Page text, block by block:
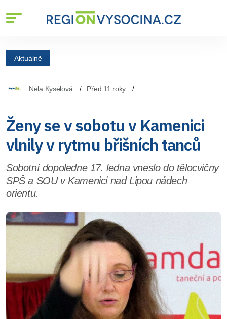
Aktuálně
Nela Kyselová Před 11 roky
Ženy se v sobotu v Kamenici
vlnily v rytmu břišních tanců
Sobotní dopoledne 17. ledna vneslo do tělocvičny
SPŠ a SOU v Kamenici nad Lipou nádech
orientu.